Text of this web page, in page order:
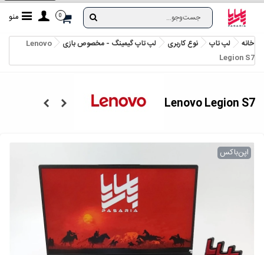
0 منو
خانه لپ تاپ نوع کاربری لپ تاپ گیمینگ - مخصوص بازی
Lenovo
Legion S7
Lenovo Legion S7
اپن‌باکس